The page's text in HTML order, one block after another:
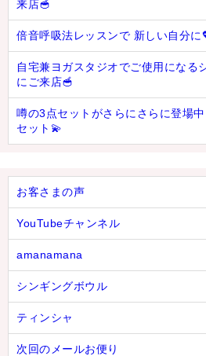
来店🥣
倍音呼吸法レッスンで 新しい自分に
自宅兼ヨガスタジオでご使用になる
にご来店🥣
噂の3点セットがさらにさらに登場
セット💫
お客さまの声
YouTubeチャンネル
amanamana
シンギングボウル
ティンシャ
次回のメールお便り